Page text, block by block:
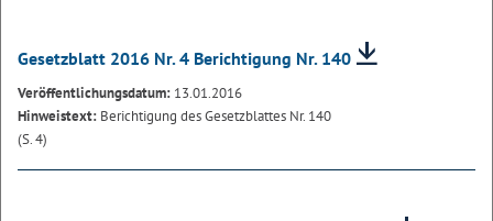
Gesetzblatt 2016 Nr. 4 Berichtigung Nr. 140
Veröffentlichungsdatum: 13.01.2016
Hinweistext: Berichtigung des Gesetzblattes Nr. 140
(S. 4)